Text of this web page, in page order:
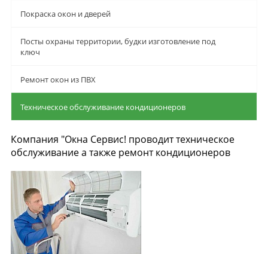
Покраска окон и дверей
Посты охраны территории, будки изготовление под
ключ
Ремонт окон из ПВХ
Техническое обслуживание кондиционеров
Компания "Окна Сервис! проводит техническое
обслуживание а также ремонт кондиционеров